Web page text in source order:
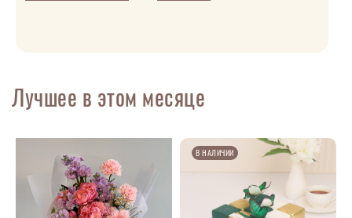
Лучшее в этом месяце
В НАЛИЧИИ